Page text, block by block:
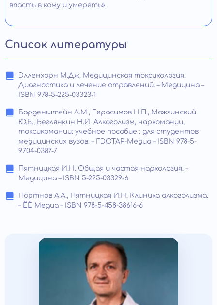
впасть в кому и умереть».
Список литературы
Элленхорн М.Дж. Медицинская токсикология.
Диагностика и лечение отравлений. – Медицина –
ISBN 978-5-225-03323-1
Барденштейн Л.М., Герасимов Н.П., Можгинский
Ю.Б., Беглянкин Н.И. Алкоголизм, наркомании,
токсикомании: учебное пособие : для студентов
медицинских вузов. – ГЭОТАР-Медиа – ISBN 978-5-
9704-0387-7
Пятницкая И.Н. Общая и частая наркология. –
Медицина – ISBN 5-225-03329-6
Портнов А.А., Пятницкая И.Н. Клиника алкоголизма.
– ЁЁ Медиа – ISBN 978-5-458-38616-6